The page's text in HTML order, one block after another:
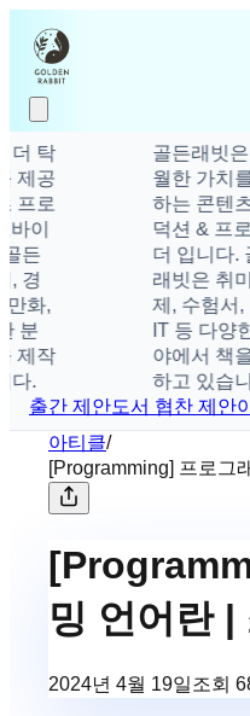
탁
제공
프로
이
든
경
화,
분
제작
.
골든래빗은
월한 가치를
하는 콘텐츠
덕션 & 프로
더 입니다.
래빗은 취미
제, 수험서,
IT 등 다양한
야에서 책을
하고 있습니
출간 제안도서 협찬 제안
아티클/
[Programming] 프로그
밍 언어란 |
2024년 4월 19일조회